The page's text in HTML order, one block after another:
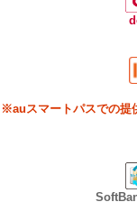
※auスマートパスでの提